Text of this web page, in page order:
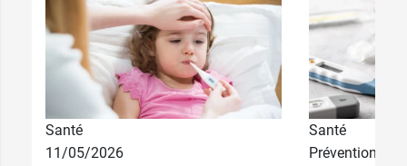
Santé
11/05/2026
Santé
Prévention